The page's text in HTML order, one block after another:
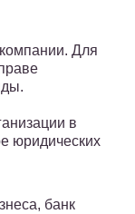
Для
в
юридических
банк